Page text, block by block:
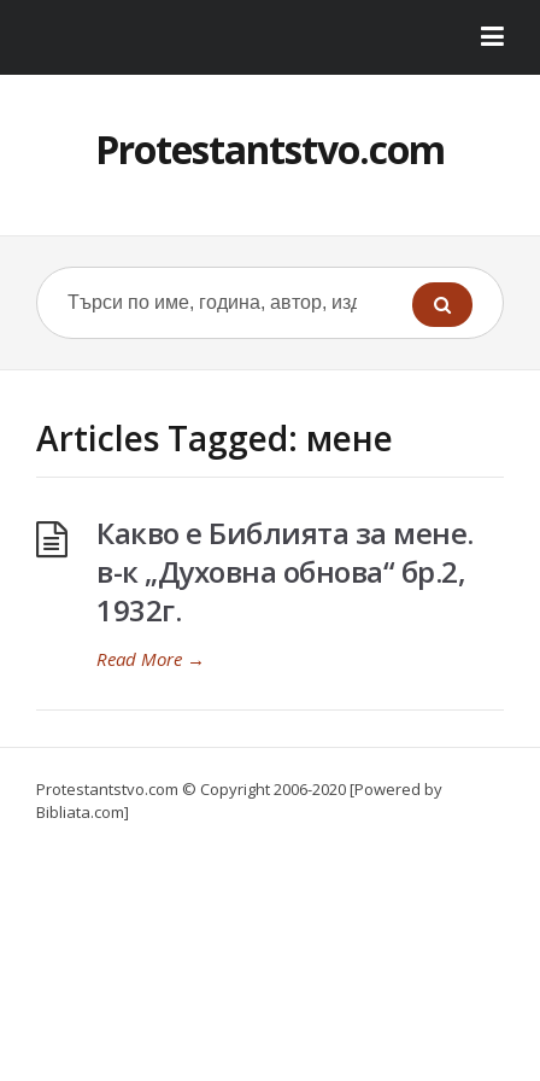
Protestantstvo.com
Articles Tagged: мене
Какво е Библията за мене.
в-к „Духовна обнова“ бр.2,
1932г.
Read More →
Protestantstvo.com © Copyright 2006-2020 [Powered by
Bibliata.com]